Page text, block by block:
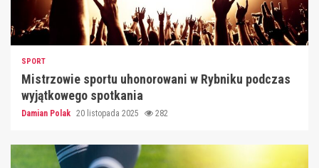
SPORT
Mistrzowie sportu uhonorowani w Rybniku podczas
wyjątkowego spotkania
Damian Polak 20 listopada 2025 282